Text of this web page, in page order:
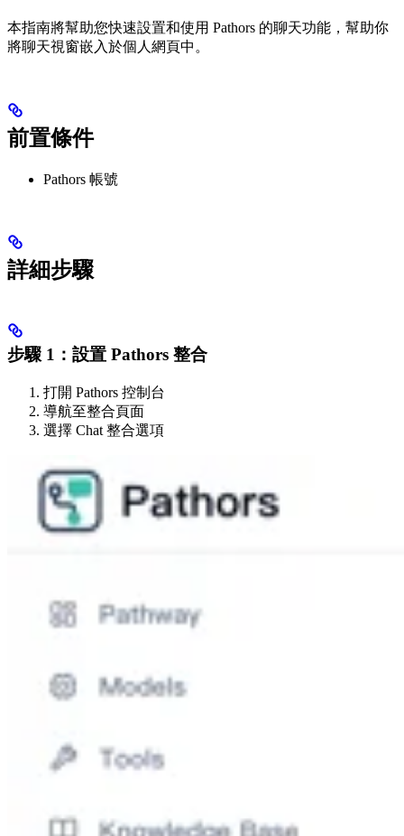
本指南將幫助您快速設置和使用 Pathors 的聊天功能，幫助你
將聊天視窗嵌入於個人網頁中。
前置條件
Pathors 帳號
詳細步驟
步驟 1：設置 Pathors 整合
打開 Pathors 控制台
導航至整合頁面
選擇 Chat 整合選項